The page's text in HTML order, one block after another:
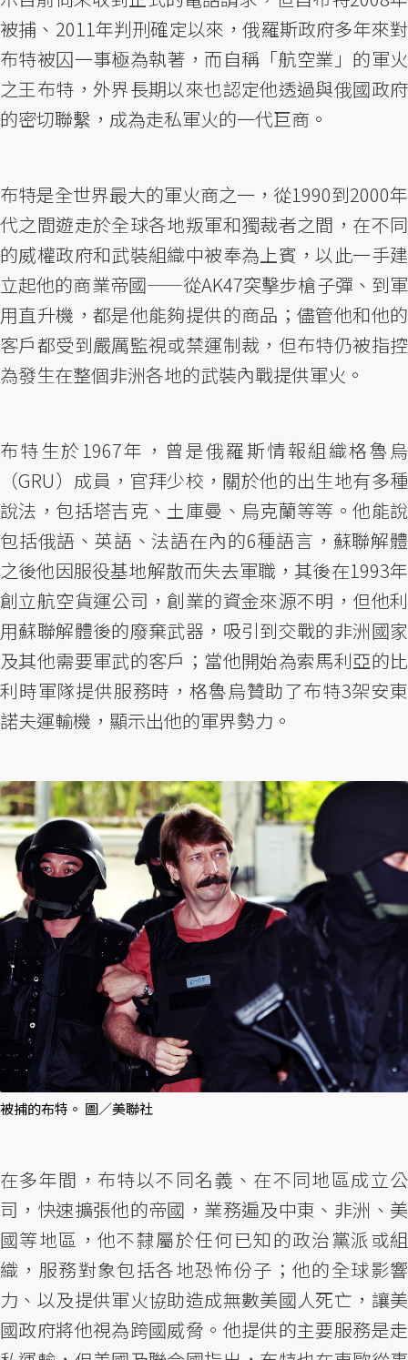
被捕、2011年判刑確定以來，俄羅斯政府多年來對
布特被囚一事極為執著，而自稱「航空業」的軍火
之王布特，外界長期以來也認定他透過與俄國政府
的密切聯繫，成為走私軍火的一代巨商。
布特是全世界最大的軍火商之一，從1990到2000年
代之間遊走於全球各地叛軍和獨裁者之間，在不同
的威權政府和武裝組織中被奉為上賓，以此一手建
立起他的商業帝國——從AK47突擊步槍子彈、到軍
用直升機，都是他能夠提供的商品；儘管他和他的
客戶都受到嚴厲監視或禁運制裁，但布特仍被指控
為發生在整個非洲各地的武裝內戰提供軍火。
布特生於1967年，曾是俄羅斯情報組織格魯烏
（GRU）成員，官拜少校，關於他的出生地有多種
說法，包括塔吉克、土庫曼、烏克蘭等等。他能說
包括俄語、英語、法語在內的6種語言，蘇聯解體
之後他因服役基地解散而失去軍職，其後在1993年
創立航空貨運公司，創業的資金來源不明，但他利
用蘇聯解體後的廢棄武器，吸引到交戰的非洲國家
及其他需要軍武的客戶；當他開始為索馬利亞的比
利時軍隊提供服務時，格魯烏贊助了布特3架安東
諾夫運輸機，顯示出他的軍界勢力。
被捕的布特。 圖／美聯社
在多年間，布特以不同名義、在不同地區成立公
司，快速擴張他的帝國，業務遍及中東、非洲、美
國等地區，他不隸屬於任何已知的政治黨派或組
織，服務對象包括各地恐怖份子；他的全球影響
力、以及提供軍火協助造成無數美國人死亡，讓美
國政府將他視為跨國威脅。他提供的主要服務是走